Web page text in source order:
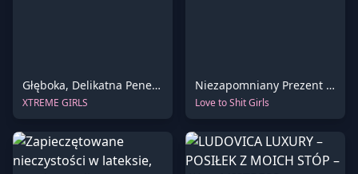
Głęboka, Delikatna Penetracja z Surową Krawędzią
XTREME GIRLS
Niezapomniany Prezent dla Ciebie
Love to Shit Girls